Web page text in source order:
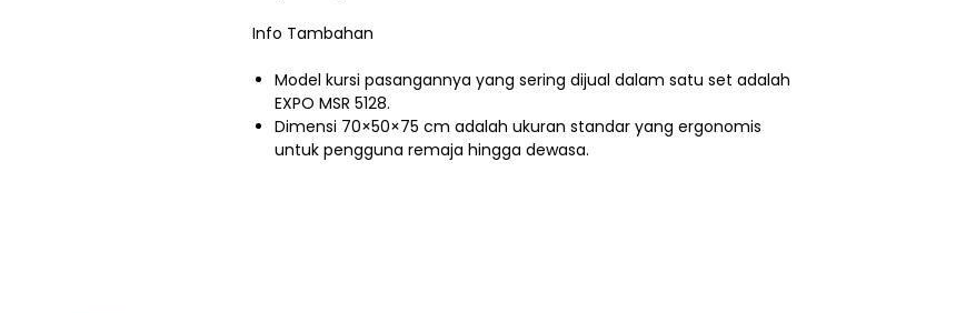
Info Tambahan
Model kursi pasangannya yang sering dijual dalam satu set adalah
EXPO MSR 5128.
Dimensi 70×50×75 cm adalah ukuran standar yang ergonomis
untuk pengguna remaja hingga dewasa.